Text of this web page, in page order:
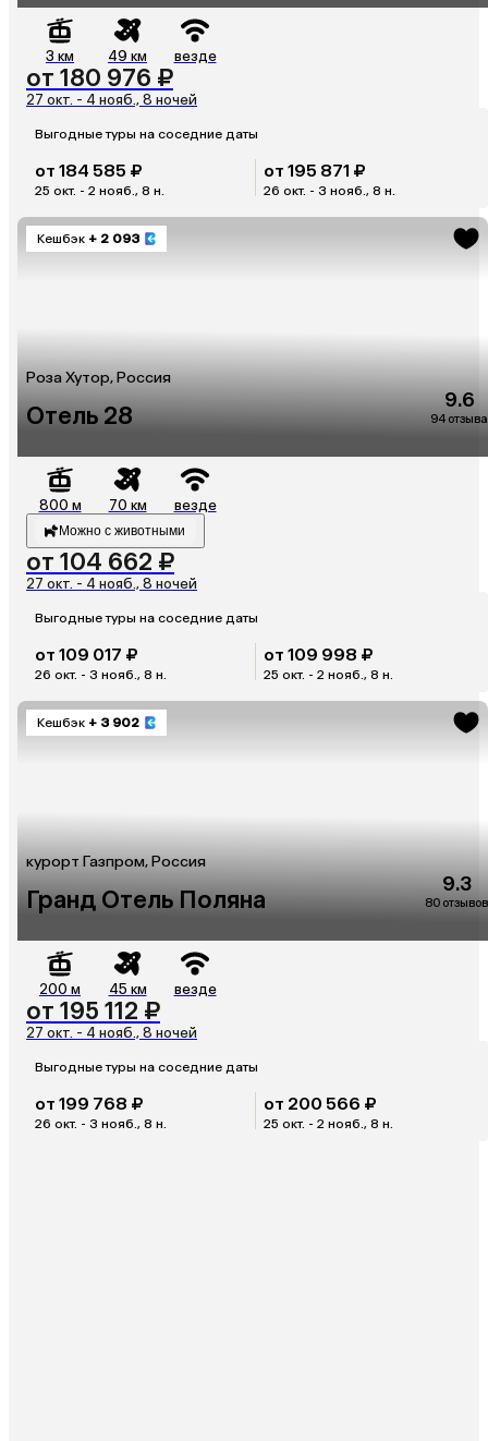
3 км 49 км везде
от 180 976 ₽
27 окт. - 4 нояб., 8 ночей
Выгодные туры на соседние даты
от 184 585 ₽
25 окт. - 2 нояб., 8 н.
от 195 871 ₽
26 окт. - 3 нояб., 8 н.
Кешбэк + 2 093
Роза Хутор, Россия
Отель 28
9.6
94 отзыва
800 м 70 км везде
Можно с животными
от 104 662 ₽
27 окт. - 4 нояб., 8 ночей
Выгодные туры на соседние даты
от 109 017 ₽
26 окт. - 3 нояб., 8 н.
от 109 998 ₽
25 окт. - 2 нояб., 8 н.
Кешбэк + 3 902
курорт Газпром, Россия
Гранд Отель Поляна
9.3
80 отзывов
200 м 45 км везде
от 195 112 ₽
27 окт. - 4 нояб., 8 ночей
Выгодные туры на соседние даты
от 199 768 ₽
26 окт. - 3 нояб., 8 н.
от 200 566 ₽
25 окт. - 2 нояб., 8 н.